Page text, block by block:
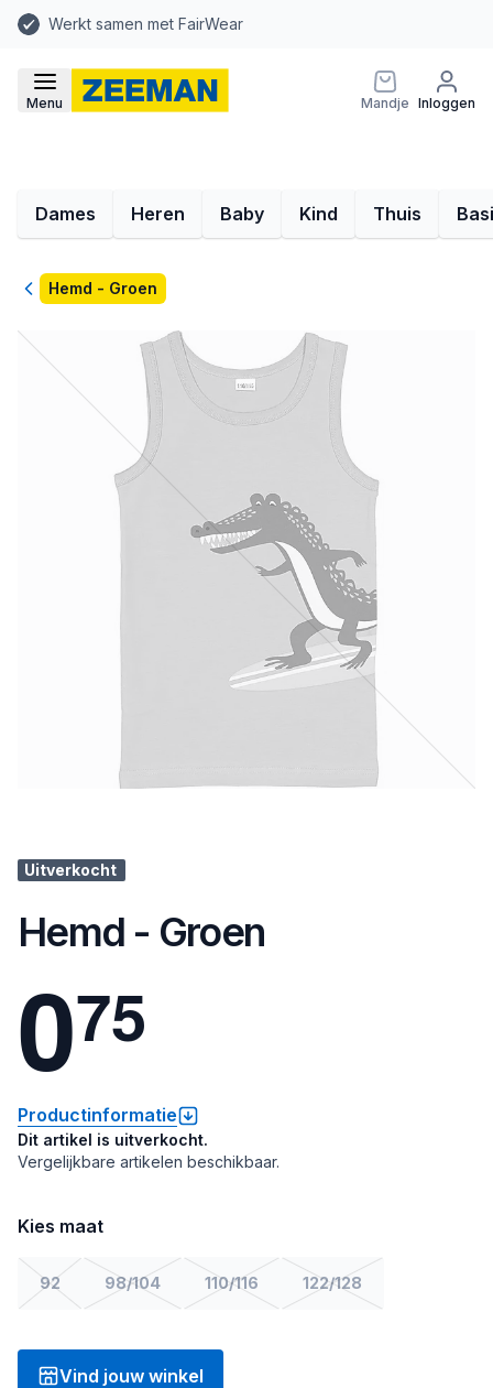
Werkt samen met FairWear
Menu Mandje Inloggen
Dames Heren Baby Kind Thuis
TerugHemd - Groen
Uitverkocht
Hemd - Groen
075
Productinformatie
Dit artikel is uitverkocht.
Vergelijkbare artikelen beschikbaar.
Kies maat
92 98/104 110/116 122/128
Vind jouw winkel